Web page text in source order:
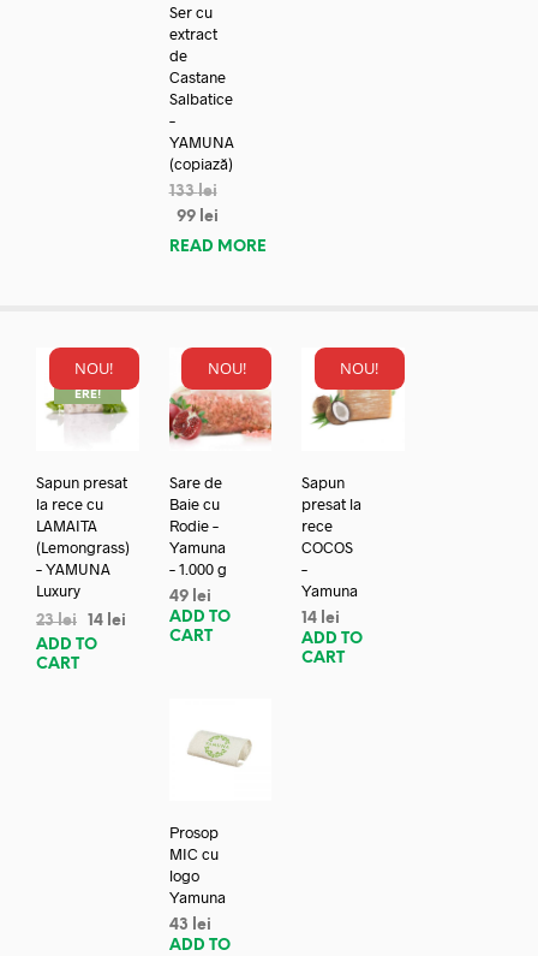
Ser cu
extract
de
Castane
Salbatice
–
YAMUNA
(copiază)
133lei
99 lei
READ MORE
NOU!
REDUC
ERE!
Sapun presat
la rece cu
LAMAITA
(Lemongrass)
– YAMUNA
Luxury
23lei 14 lei
ADD TO
CART
NOU!
Sare de
Baie cu
Rodie –
Yamuna
– 1.000 g
49 lei
ADD TO
CART
NOU!
Sapun
presat la
rece
COCOS
–
Yamuna
14 lei
ADD TO
CART
Prosop
MIC cu
logo
Yamuna
43
lei
ADD TO